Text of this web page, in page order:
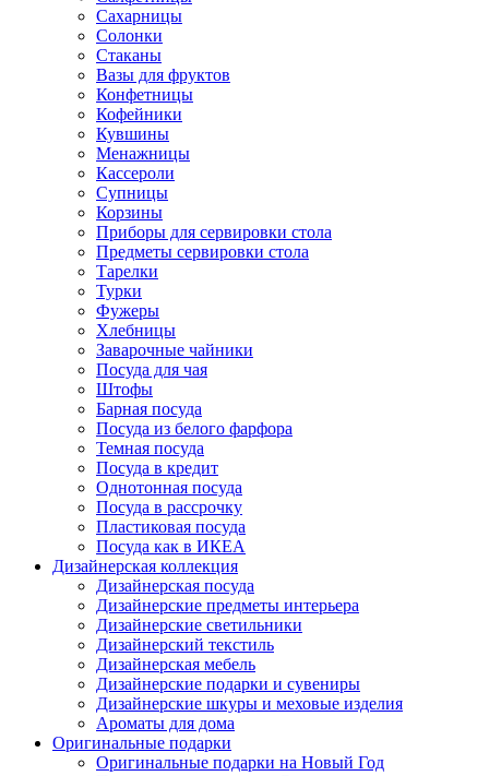
Сахарницы
Солонки
Стаканы
Вазы для фруктов
Конфетницы
Кофейники
Кувшины
Менажницы
Кассероли
Супницы
Корзины
Приборы для сервировки стола
Предметы сервировки стола
Тарелки
Турки
Фужеры
Хлебницы
Заварочные чайники
Посуда для чая
Штофы
Барная посуда
Посуда из белого фарфора
Темная посуда
Посуда в кредит
Однотонная посуда
Посуда в рассрочку
Пластиковая посуда
Посуда как в ИКЕА
Дизайнерская коллекция
Дизайнерская посуда
Дизайнерские предметы интерьера
Дизайнерские светильники
Дизайнерский текстиль
Дизайнерская мебель
Дизайнерские подарки и сувениры
Дизайнерские шкуры и меховые изделия
Ароматы для дома
Оригинальные подарки
Оригинальные подарки на Новый Год